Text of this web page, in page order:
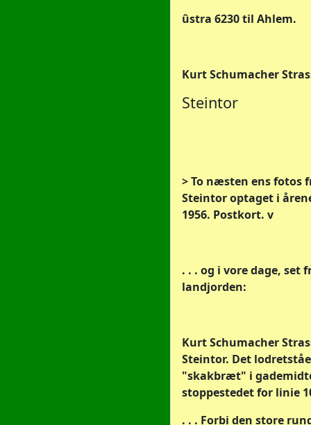
ûstra 6230 til Ahlem.
Kurt Schumacher
Steintor
> To næsten ens fotos
Steintor optaget i
1956. Postkort. v
. . . og i vore dage, set
landjorden:
Kurt Schumacher
Steintor. Det
"skakbræt" i
stoppestedet for linie
. . . Forbi den store